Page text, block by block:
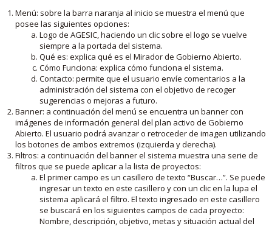
Menú: sobre la barra naranja al inicio se muestra el menú que
posee las siguientes opciones:
Logo de AGESIC, haciendo un clic sobre el logo se vuelve
siempre a la portada del sistema.
Qué es: explica qué es el Mirador de Gobierno Abierto.
Cómo Funciona: explica cómo funciona el sistema.
Contacto: permite que el usuario envíe comentarios a la
administración del sistema con el objetivo de recoger
sugerencias o mejoras a futuro.
Banner: a continuación del menú se encuentra un banner con
imágenes de información general del plan activo de Gobierno
Abierto. El usuario podrá avanzar o retroceder de imagen utilizando
los botones de ambos extremos (izquierda y derecha).
Filtros: a continuación del banner el sistema muestra una serie de
filtros que se puede aplicar a la lista de proyectos:
El primer campo es un casillero de texto “Buscar…”. Se puede
ingresar un texto en este casillero y con un clic en la lupa el
sistema aplicará el filtro. El texto ingresado en este casillero
se buscará en los siguientes campos de cada proyecto:
Nombre, descripción, objetivo, metas y situación actual del